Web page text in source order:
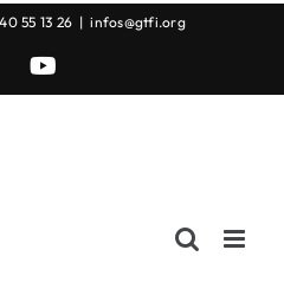
55 13 26 | infos@gtfi.org
YouTube